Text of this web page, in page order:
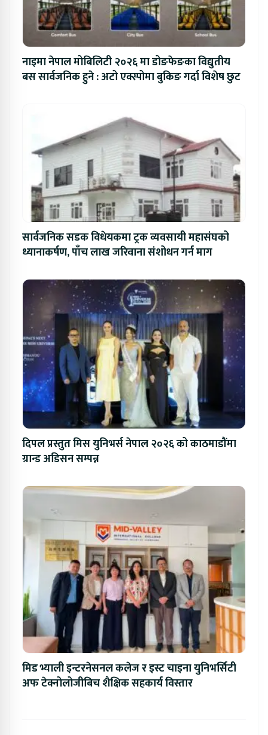
नाइमा नेपाल मोबिलिटी २०२६ मा डोङफेङका विद्युतीय
बस सार्वजनिक हुने : अटो एक्स्पोमा बुकिङ गर्दा विशेष छुट
सार्वजनिक सडक विधेयकमा ट्रक व्यवसायी महासंघको
ध्यानाकर्षण, पाँच लाख जरिवाना संशोधन गर्न माग
दिपल प्रस्तुत मिस युनिभर्स नेपाल २०२६ को काठमाडौंमा
ग्रान्ड अडिसन सम्पन्न
मिड भ्याली इन्टरनेसनल कलेज र इस्ट चाइना युनिभर्सिटी
अफ टेक्नोलोजीबिच शैक्षिक सहकार्य विस्तार